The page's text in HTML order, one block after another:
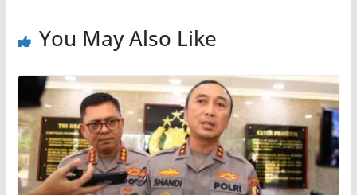
You May Also Like